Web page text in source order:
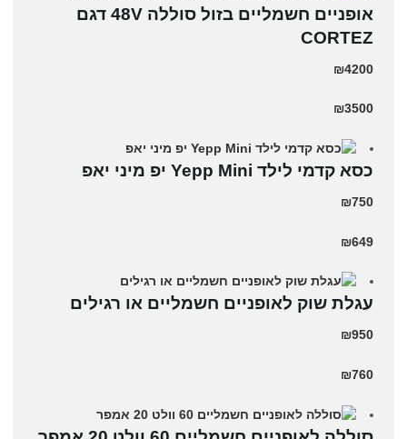
אופניים חשמליים בזול סוללה 48V דגם
CORTEZ
₪4200
₪3500
כסא קדמי לילד Yepp Mini יפ מיני יאפ
₪750
₪649
עגלת שוק לאופניים חשמליים או רגילים
₪950
₪760